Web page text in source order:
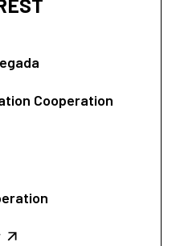
Cooperation